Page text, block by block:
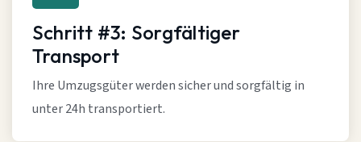
Schritt #3: Sorgfältiger
Transport
Ihre Umzugsgüter werden sicher und sorgfältig in
unter 24h transportiert.